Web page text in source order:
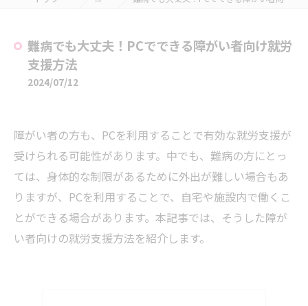
難病でも大丈夫！PCでできる障がい者向け就労
支援方法
2024/07/12
障がい者の方も、PCを利用することで有効な就労支援が
受けられる可能性があります。中でも、難病の方にとっ
ては、身体的な制限があるために外出が難しい場合もあ
りますが、PCを利用することで、自宅や施設内で働くこ
とができる場合があります。本記事では、そうした障が
い者向けの就労支援方法を紹介します。